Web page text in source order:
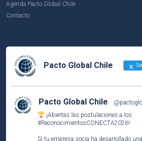
Agenda Pacto Global Chile
Contacto
Pacto Global Chile
Pacto Global Chile
¡Abiertas las postulaciones a los
#ReconocimientosCONECTA2026!
Si tu empresa socia ha desarrollado